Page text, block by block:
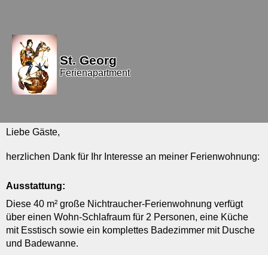
St. Georg
Ferienapartment
Liebe Gäste,
herzlichen Dank für Ihr Interesse an meiner Ferienwohnung:
Ausstattung:
Diese 40 m² große Nichtraucher-Ferienwohnung verfügt
über einen Wohn-Schlafraum für 2 Personen, eine Küche
mit Esstisch sowie ein komplettes Badezimmer mit Dusche
und Badewanne.